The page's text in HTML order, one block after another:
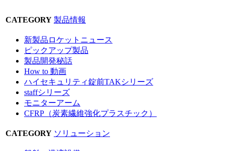
CATEGORY 製品情報
新製品ロケットニュース
ピックアップ製品
製品開発秘話
How to 動画
ハイセキュリティ錠前TAKシリーズ
staffシリーズ
モニターアーム
CFRP（炭素繊維強化プラスチック）
CATEGORY ソリューション